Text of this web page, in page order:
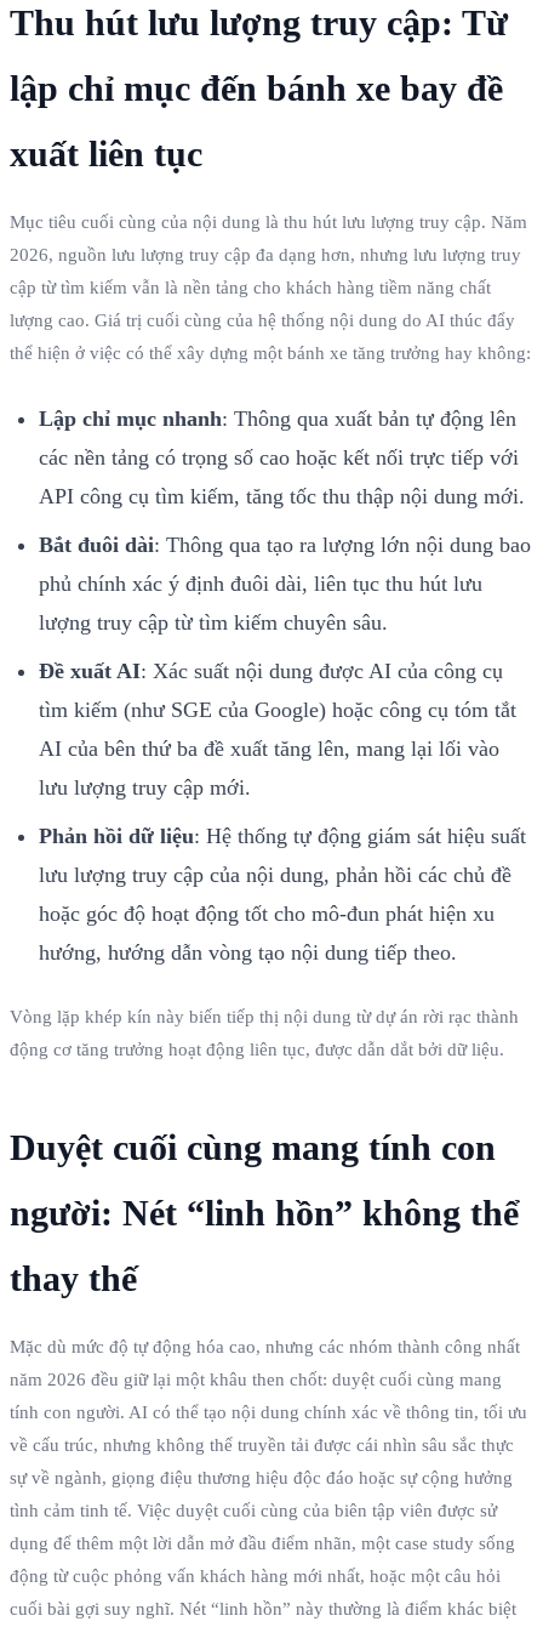
Thu hút lưu lượng truy cập: Từ
lập chỉ mục đến bánh xe bay đề
xuất liên tục
Mục tiêu cuối cùng của nội dung là thu hút lưu lượng truy cập. Năm
2026, nguồn lưu lượng truy cập đa dạng hơn, nhưng lưu lượng truy
cập từ tìm kiếm vẫn là nền tảng cho khách hàng tiềm năng chất
lượng cao. Giá trị cuối cùng của hệ thống nội dung do AI thúc đẩy
thể hiện ở việc có thể xây dựng một bánh xe tăng trưởng hay không:
Lập chỉ mục nhanh: Thông qua xuất bản tự động lên
các nền tảng có trọng số cao hoặc kết nối trực tiếp với
API công cụ tìm kiếm, tăng tốc thu thập nội dung mới.
Bắt đuôi dài: Thông qua tạo ra lượng lớn nội dung bao
phủ chính xác ý định đuôi dài, liên tục thu hút lưu
lượng truy cập từ tìm kiếm chuyên sâu.
Đề xuất AI: Xác suất nội dung được AI của công cụ
tìm kiếm (như SGE của Google) hoặc công cụ tóm tắt
AI của bên thứ ba đề xuất tăng lên, mang lại lối vào
lưu lượng truy cập mới.
Phản hồi dữ liệu: Hệ thống tự động giám sát hiệu suất
lưu lượng truy cập của nội dung, phản hồi các chủ đề
hoặc góc độ hoạt động tốt cho mô-đun phát hiện xu
hướng, hướng dẫn vòng tạo nội dung tiếp theo.
Vòng lặp khép kín này biến tiếp thị nội dung từ dự án rời rạc thành
động cơ tăng trưởng hoạt động liên tục, được dẫn dắt bởi dữ liệu.
Duyệt cuối cùng mang tính con
người: Nét “linh hồn” không thể
thay thế
Mặc dù mức độ tự động hóa cao, nhưng các nhóm thành công nhất
năm 2026 đều giữ lại một khâu then chốt: duyệt cuối cùng mang
tính con người. AI có thể tạo nội dung chính xác về thông tin, tối ưu
về cấu trúc, nhưng không thể truyền tải được cái nhìn sâu sắc thực
sự về ngành, giọng điệu thương hiệu độc đáo hoặc sự cộng hưởng
tình cảm tinh tế. Việc duyệt cuối cùng của biên tập viên được sử
dụng để thêm một lời dẫn mở đầu điểm nhãn, một case study sống
động từ cuộc phỏng vấn khách hàng mới nhất, hoặc một câu hỏi
cuối bài gợi suy nghĩ. Nét “linh hồn” này thường là điểm khác biệt